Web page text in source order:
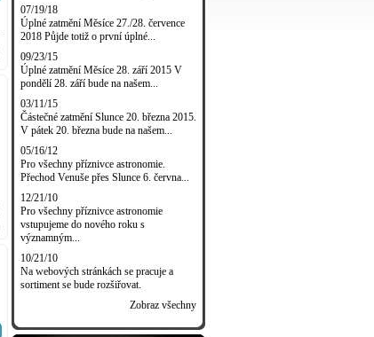
07/19/18
Úplné zatmění Měsíce 27./28. července
2018 Půjde totiž o první úplné...
09/23/15
Úplné zatmění Měsíce 28. září 2015 V
pondělí 28. září bude na našem...
03/11/15
Částečné zatmění Slunce 20. března 2015.
V pátek 20. března bude na našem...
05/16/12
Pro všechny příznivce astronomie.
Přechod Venuše přes Slunce 6. června...
12/21/10
Pro všechny příznivce astronomie
vstupujeme do nového roku s
významným...
10/21/10
Na webových stránkách se pracuje a
sortiment se bude rozšiřovat.
Zobraz všechny